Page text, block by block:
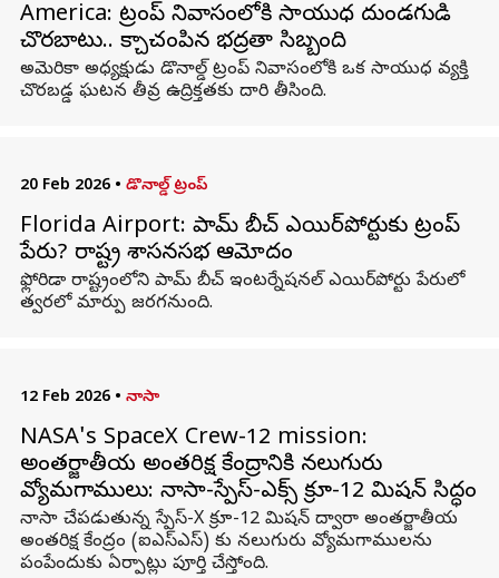
America: ట్రంప్‌ నివాసంలోకి సాయుధ దుండగుడి
చొరబాటు.. కాల్చిచంపిన భద్రతా సిబ్బంది
అమెరికా అధ్యక్షుడు డొనాల్డ్ ట్రంప్ నివాసంలోకి ఒక సాయుధ వ్యక్తి
చొరబడ్డ ఘటన తీవ్ర ఉద్రిక్తతకు దారి తీసింది.
20 Feb 2026 • డొనాల్డ్ ట్రంప్
Florida Airport: పామ్ బీచ్ ఎయిర్‌పోర్టుకు ట్రంప్
పేరు? రాష్ట్ర శాసనసభ ఆమోదం
ఫ్లోరిడా రాష్ట్రంలోని పామ్ బీచ్ ఇంటర్నేషనల్ ఎయిర్‌పోర్టు పేరులో
త్వరలో మార్పు జరగనుంది.
12 Feb 2026 • నాసా
NASA's SpaceX Crew-12 mission:
అంతర్జాతీయ అంతరిక్ష కేంద్రానికి నలుగురు
వ్యోమగాములు: నాసా-స్పేస్‌-ఎక్స్ క్రూ-12 మిషన్ సిద్ధం
నాసా చేపడుతున్న స్పేస్‌-X క్రూ-12 మిషన్ ద్వారా అంతర్జాతీయ
అంతరిక్ష కేంద్రం (ఐఎస్ఎస్) కు నలుగురు వ్యోమగాములను
పంపేందుకు ఏర్పాట్లు పూర్తి చేస్తోంది.